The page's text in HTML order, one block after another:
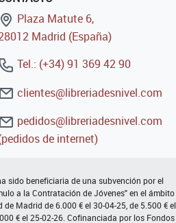
Plaza Matute 6,
Madrid (España)
Tel.: (+34) 91 369 42 90
clientes@libreriadesnivel.com
pedidos@libreriadesnivel.com
de internet)
sido beneficiaria de una subvención por el
a la Contratación de Jóvenes" en el ámbito
de Madrid de 6.000 € el 30-04-25, de 5.500 € el
€ el 25-02-26. Cofinanciada por los Fondos